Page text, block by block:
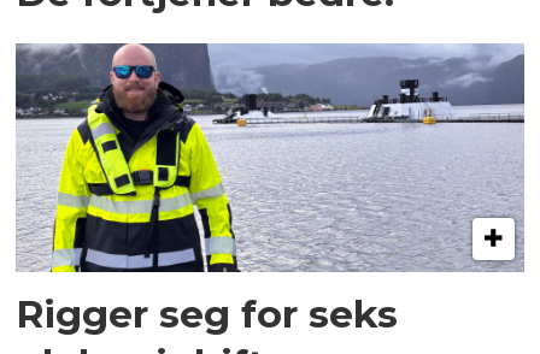
Rigger seg for seks